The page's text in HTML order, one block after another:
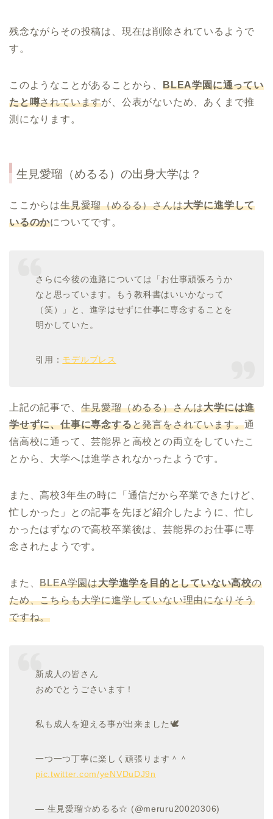
残念ながらその投稿は、現在は削除されているようで
す。
このようなことがあることから、 BLEA学園に通ってい
たと噂されていますが、公表がないため、あくまで推
測になります。
生見愛瑠（めるる）の出身大学は？
ここからは生見愛瑠（めるる）さんは大学に進学して
いるのかについてです。
さらに今後の進路については「お仕事頑張ろうか
なと思っています。もう教科書はいいかなって
（笑）」と、進学はせずに仕事に専念することを
明かしていた。
引用： モデルプレス
上記の記事で、 生見愛瑠（めるる）さんは大学には進
学せずに、仕事に専念すると発言をされています。通
信高校に通って、芸能界と高校との両立をしていたこ
とから、大学へは進学されなかったようです。
また、高校3年生の時に「通信だから卒業できたけど、
忙しかった」との記事を先ほど紹介したように、忙し
かったはずなので高校卒業後は、芸能界のお仕事に専
念されたようです。
また、BLEA学園は大学進学を目的としていない高校の
ため、こちらも大学に進学していない理由になりそう
ですね。
新成人の皆さん
おめでとうごさいます！
私も成人を迎える事が出来ました🕊
一つ一つ丁寧に楽しく頑張ります＾＾
pic.twitter.com/yeNVDuDJ9n
— 生見愛瑠☆めるる☆ (@meruru20020306)